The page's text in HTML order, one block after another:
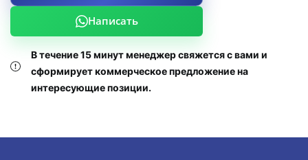
Написать
В течение 15 минут менеджер свяжется с вами и
сформирует коммерческое предложение на
интересующие позиции.